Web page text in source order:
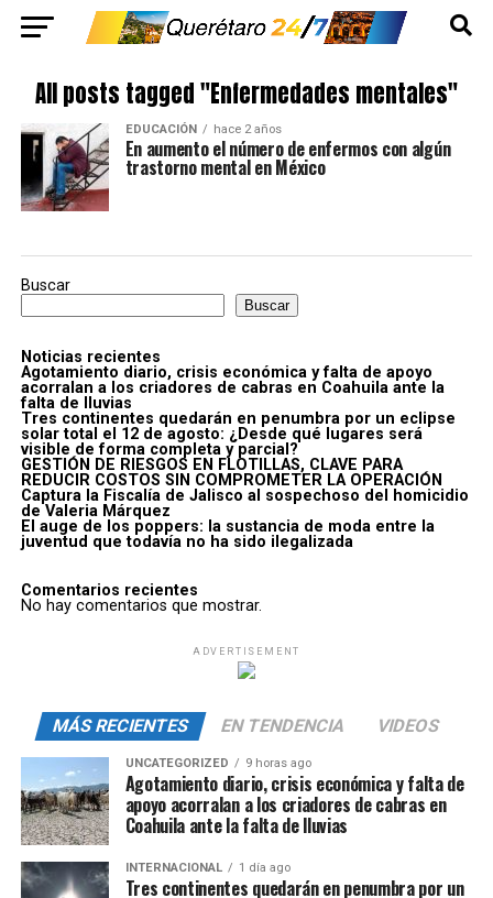
All posts tagged "Enfermedades mentales"
EDUCACIÓN hace 2 años
En aumento el número de enfermos con algún
trastorno mental en México
Buscar
Buscar
Noticias recientes
Agotamiento diario, crisis económica y falta de apoyo
acorralan a los criadores de cabras en Coahuila ante la
falta de lluvias
Tres continentes quedarán en penumbra por un eclipse
solar total el 12 de agosto: ¿Desde qué lugares será
visible de forma completa y parcial?
GESTIÓN DE RIESGOS EN FLOTILLAS, CLAVE PARA
REDUCIR COSTOS SIN COMPROMETER LA OPERACIÓN
Captura la Fiscalía de Jalisco al sospechoso del homicidio
de Valeria Márquez
El auge de los poppers: la sustancia de moda entre la
juventud que todavía no ha sido ilegalizada
Comentarios recientes
No hay comentarios que mostrar.
ADVERTISEMENT
MÁS RECIENTES EN TENDENCIA VIDEOS
UNCATEGORIZED 9 horas ago
Agotamiento diario, crisis económica y falta de
apoyo acorralan a los criadores de cabras en
Coahuila ante la falta de lluvias
INTERNACIONAL 1 día ago
Tres continentes quedarán en penumbra por un